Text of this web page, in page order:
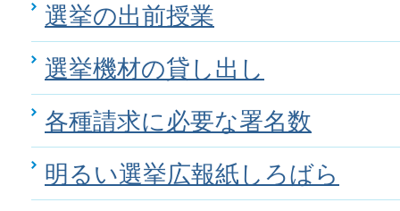
選挙の出前授業
選挙機材の貸し出し
各種請求に必要な署名数
明るい選挙広報紙しろばら